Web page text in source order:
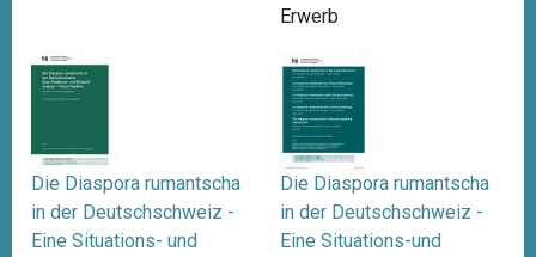
Erwerb
Die Diaspora rumantscha
in der Deutschschweiz -
Eine Situations- und
Die Diaspora rumantscha
in der Deutschschweiz -
Eine Situations-und